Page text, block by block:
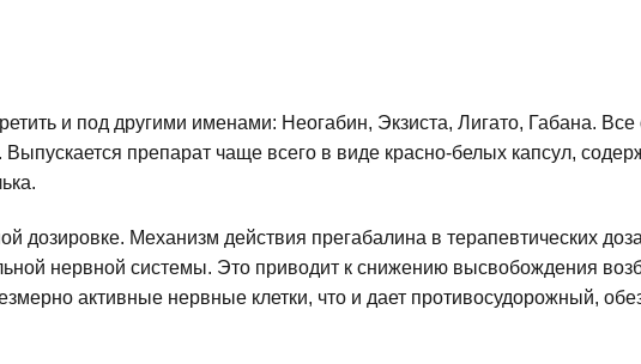
и под другими именами: Неогабин, Экзиста, Лигато, Габана.
Выпускается препарат чаще всего в виде красно-белых капсул,
дозировке. Механизм действия прегабалина в терапевтических
нервной системы. Это приводит к снижению высвобождения
активные нервные клетки, что и дает противосудорожный,